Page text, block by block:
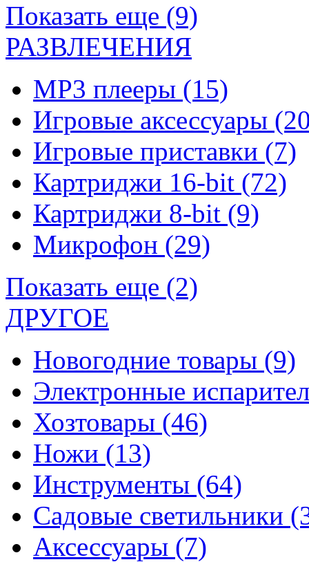
Показать еще (9)
РАЗВЛЕЧЕНИЯ
MP3 плееры (15)
Игровые аксессуары
Игровые приставки (7)
Картриджи 16-bit (72)
Картриджи 8-bit (9)
Микрофон (29)
Показать еще (2)
ДРУГОЕ
Новогодние товары (9)
Электронные
Хозтовары (46)
Ножи (13)
Инструменты (64)
Садовые светильники
Аксессуары (7)